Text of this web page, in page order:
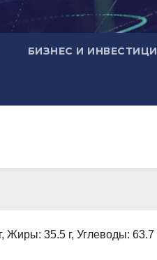
БИЗНЕС И
Жиры: 35.5 г, Углеводы: 63.7